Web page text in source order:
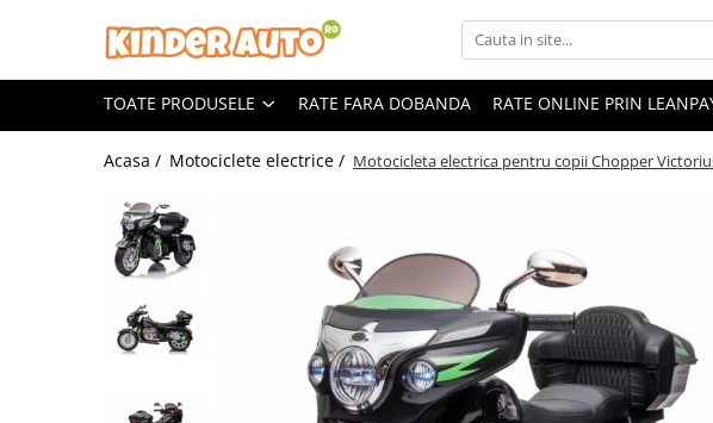
Toate Produsele
Produse in stoc
Masinute electrice
ATV & UTV Electrice
Vehicule electrice adulti
Vehicule speciale copii
Motociclete Drift-Trike
Masinute electrice Mercedes
Piese & Accesorii
TOATE PRODUSELE RATE FARA DOBANDA RATE ONLINE PRIN
Acasa / Motociclete electrice / Motocicleta electrica pentru copii Chopper